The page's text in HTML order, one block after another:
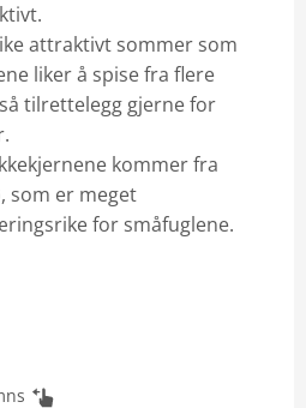
attraktivt sommer som
liker å spise fra flere
tilrettelegg gjerne for
kommer fra
som er meget
for småfuglene.